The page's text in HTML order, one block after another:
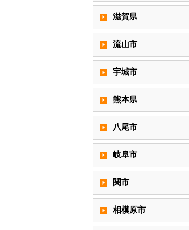
滋賀県
流山市
宇城市
熊本県
八尾市
岐阜市
関市
相模原市